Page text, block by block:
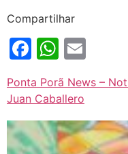
Compartilhar
Facebook
Ponta Porã News –
Juan Caballero